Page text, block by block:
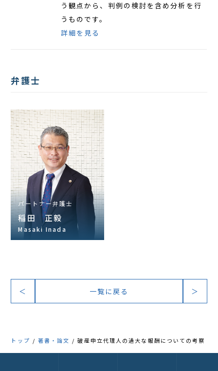
う観点から、判例の検討を含め分析を行
うものです。
詳細を見る
弁護士
パートナー弁護士
稲田 正毅
Masaki Inada
＜ 一覧に戻る ＞
トップ 著書・論文 破産申立代理人の過大な報酬についての考察